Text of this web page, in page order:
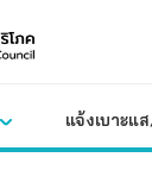
แจ้งเบาะแ